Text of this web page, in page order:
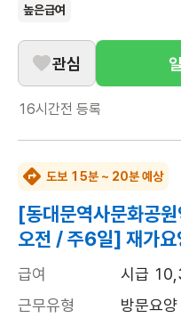
높은급여
관심
16시간전 등록
도보 15분 ~ 20분 예상
[동대문역사문화공
오전 / 주6일] 재가요
급여
시급
근무유형
방문요양